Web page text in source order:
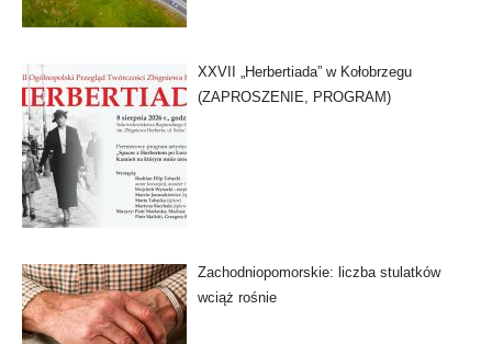
XXVII „Herbertiada” w Kołobrzegu
(ZAPROSZENIE, PROGRAM)
Zachodniopomorskie: liczba stulatków
wciąż rośnie